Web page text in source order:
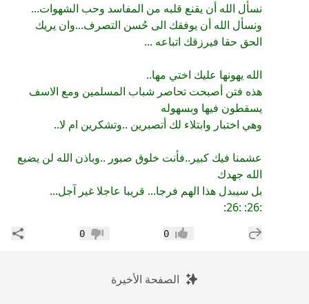
نسأل الله أن يقنع قلبه من المفاسد وحب الشهوات...
ونسأل الله أن يوفقك الى حُسن التصرف...وان يريك
الحق حقا فيرزقك اتباعه ...
الله يهونها عليك اختي مها..
هذه فتن أصبحت تحاصر شباب المسلمين ومع الاسف
يسقطون فيها وبسهوله
وهي اختبار وابتلاء لك أتصبرين ..وتشكرين ام لا..
عشمنا فيك كبير..فأنت خلوق صبور ..وباذن الله لن يضيع
الله جهدك
بل سيبدل هذا الهم فرجا... قريبا عاجلا غير آجل...
:26: :26:
إضافة رد جديد إعجاب0 عدم إعجاب
0
الصفحة الأخيرة